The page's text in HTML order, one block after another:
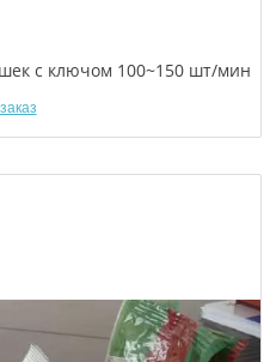
с ключом 100~150 шт/мин